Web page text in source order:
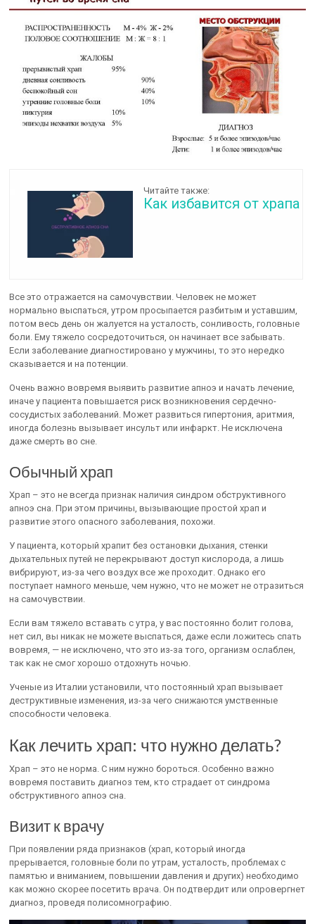
Читайте также:
Как избавится от храпа
Все это отражается на самочувствии. Человек не может
нормально выспаться, утром просыпается разбитым и уставшим,
потом весь день он жалуется на усталость, сонливость, головные
боли. Ему тяжело сосредоточиться, он начинает все забывать.
Если заболевание диагностировано у мужчины, то это нередко
сказывается и на потенции.
Очень важно вовремя выявить развитие апноэ и начать лечение,
иначе у пациента повышается риск возникновения сердечно-
сосудистых заболеваний. Может развиться гипертония, аритмия,
иногда болезнь вызывает инсульт или инфаркт. Не исключена
даже смерть во сне.
Обычный храп
Храп – это не всегда признак наличия синдром обструктивного
апноэ сна. При этом причины, вызывающие простой храп и
развитие этого опасного заболевания, похожи.
У пациента, который храпит без остановки дыхания, стенки
дыхательных путей не перекрывают доступ кислорода, а лишь
вибрируют, из-за чего воздух все же проходит. Однако его
поступает намного меньше, чем нужно, что не может не отразиться
на самочувствии.
Если вам тяжело вставать с утра, у вас постоянно болит голова,
нет сил, вы никак не можете выспаться, даже если ложитесь спать
вовремя, — не исключено, что это из-за того, организм ослаблен,
так как не смог хорошо отдохнуть ночью.
Ученые из Италии установили, что постоянный храп вызывает
деструктивные изменения, из-за чего снижаются умственные
способности человека.
Как лечить храп: что нужно делать?
Храп – это не норма. С ним нужно бороться. Особенно важно
вовремя поставить диагноз тем, кто страдает от синдрома
обструктивного апноэ сна.
Визит к врачу
При появлении ряда признаков (храп, который иногда
прерывается, головные боли по утрам, усталость, проблемах с
памятью и вниманием, повышении давления и других) необходимо
как можно скорее посетить врача. Он подтвердит или опровергнет
диагноз, проведя полисомнографию.